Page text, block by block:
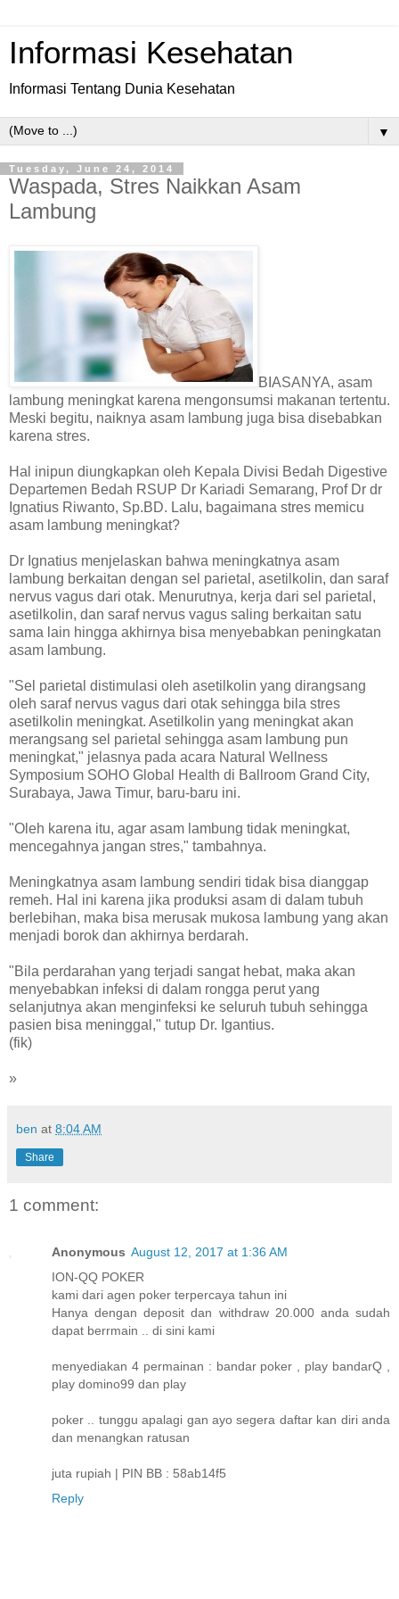
Informasi Kesehatan
Informasi Tentang Dunia Kesehatan
▼
Tuesday, June 24, 2014
Waspada, Stres Naikkan Asam
Lambung
BIASANYA, asam
lambung meningkat karena mengonsumsi makanan tertentu.
Meski begitu, naiknya asam lambung juga bisa disebabkan
karena stres.
Hal inipun diungkapkan oleh Kepala Divisi Bedah Digestive
Departemen Bedah RSUP Dr Kariadi Semarang, Prof Dr dr
Ignatius Riwanto, Sp.BD. Lalu, bagaimana stres memicu
asam lambung meningkat?
Dr Ignatius menjelaskan bahwa meningkatnya asam
lambung berkaitan dengan sel parietal, asetilkolin, dan saraf
nervus vagus dari otak. Menurutnya, kerja dari sel parietal,
asetilkolin, dan saraf nervus vagus saling berkaitan satu
sama lain hingga akhirnya bisa menyebabkan peningkatan
asam lambung.
"Sel parietal distimulasi oleh asetilkolin yang dirangsang
oleh saraf nervus vagus dari otak sehingga bila stres
asetilkolin meningkat. Asetilkolin yang meningkat akan
merangsang sel parietal sehingga asam lambung pun
meningkat," jelasnya pada acara Natural Wellness
Symposium SOHO Global Health di Ballroom Grand City,
Surabaya, Jawa Timur, baru-baru ini.
"Oleh karena itu, agar asam lambung tidak meningkat,
mencegahnya jangan stres," tambahnya.
Meningkatnya asam lambung sendiri tidak bisa dianggap
remeh. Hal ini karena jika produksi asam di dalam tubuh
berlebihan, maka bisa merusak mukosa lambung yang akan
menjadi borok dan akhirnya berdarah.
"Bila perdarahan yang terjadi sangat hebat, maka akan
menyebabkan infeksi di dalam rongga perut yang
selanjutnya akan menginfeksi ke seluruh tubuh sehingga
pasien bisa meninggal," tutup Dr. Igantius.
(fik)
»
ben at 8:04 AM
Share
1 comment:
Anonymous August 12, 2017 at 1:36 AM
ION-QQ POKER
kami dari agen poker terpercaya tahun ini
Hanya dengan deposit dan withdraw 20.000 anda sudah
dapat berrmain .. di sini kami
menyediakan 4 permainan : bandar poker , play bandarQ ,
play domino99 dan play
poker .. tunggu apalagi gan ayo segera daftar kan diri anda
dan menangkan ratusan
juta rupiah | PIN BB : 58ab14f5
Reply